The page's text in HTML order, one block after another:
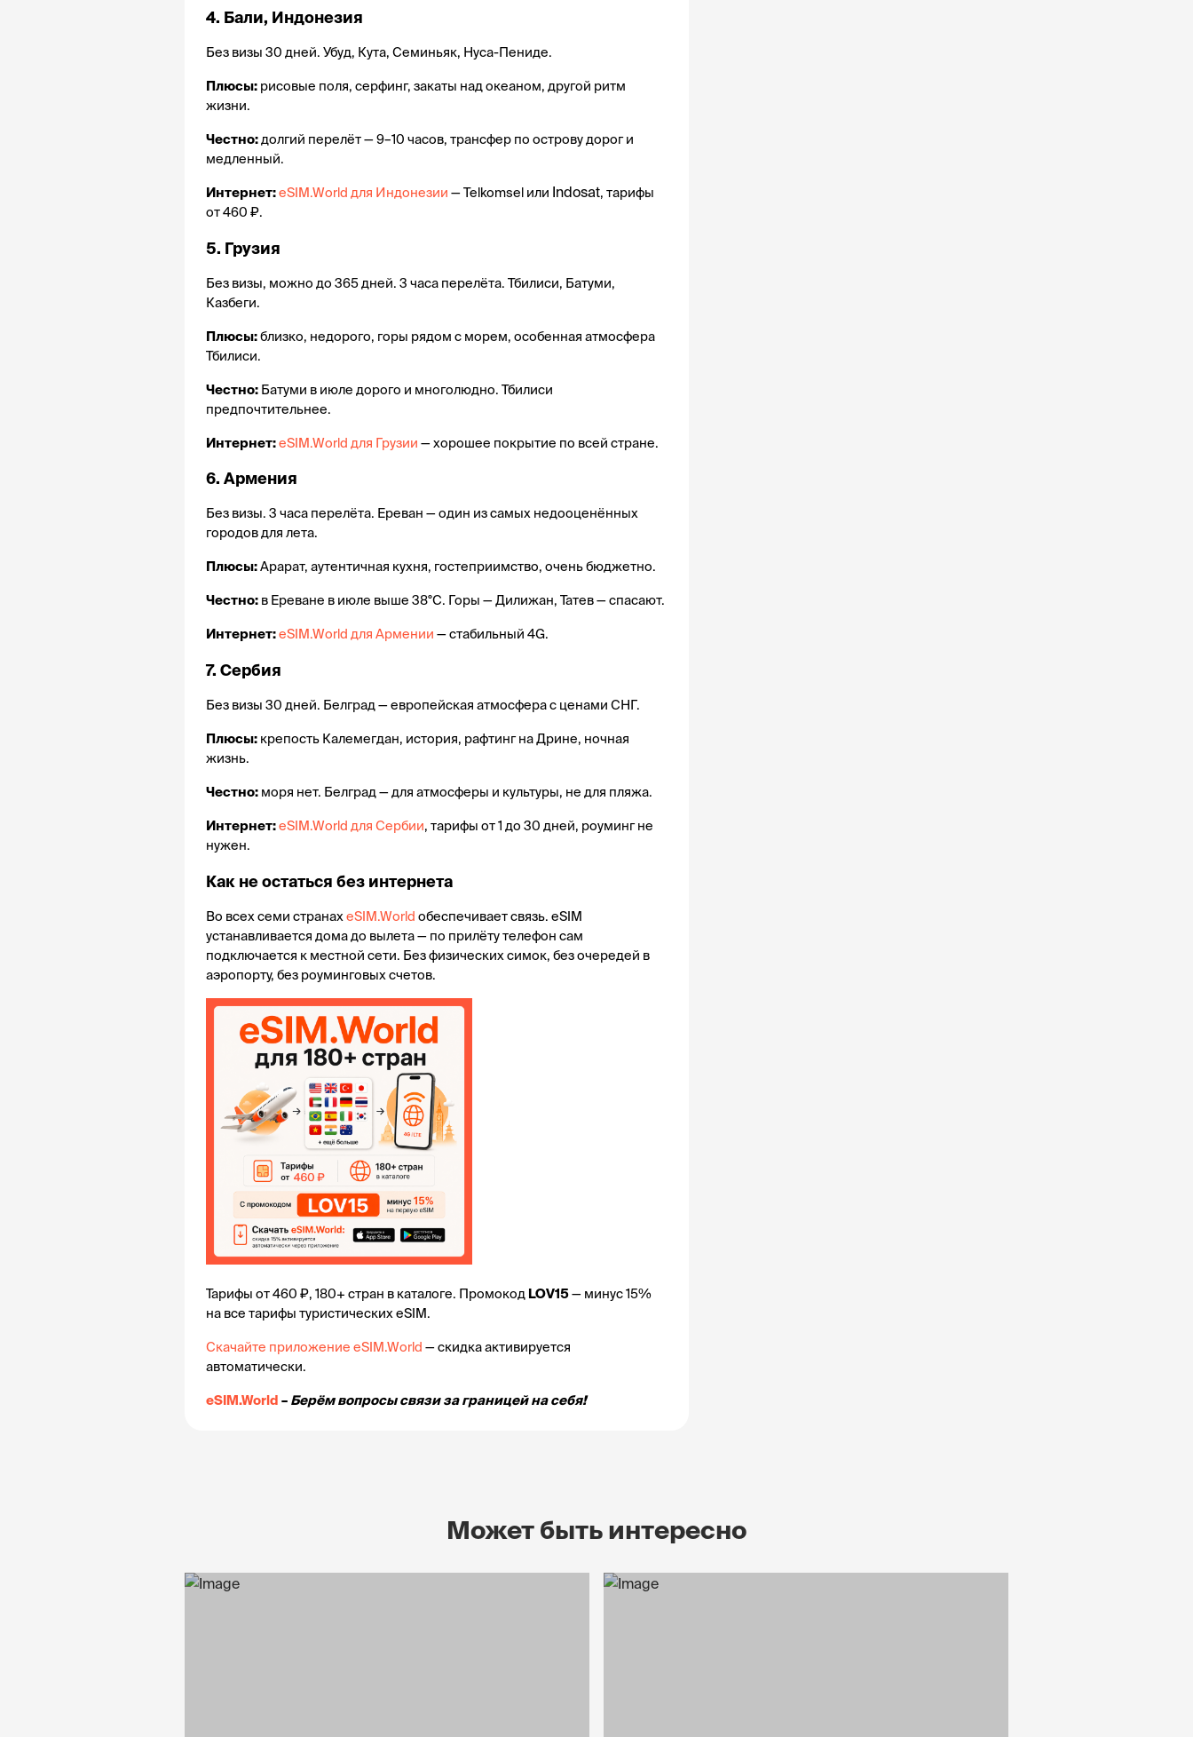
4. Бали, Индонезия
Без визы 30 дней. Убуд, Кута, Семиньяк, Нуса-Пениде.
Плюсы: рисовые поля, серфинг, закаты над океаном, другой ритм
жизни.
Честно: долгий перелёт — 9–10 часов, трансфер по острову дорог и
медленный.
Интернет:eSIM.World для Индонезии — Telkomsel или Indosat, тарифы
от 460 ₽.
5. Грузия
Без визы, можно до 365 дней. 3 часа перелёта. Тбилиси, Батуми,
Казбеги.
Плюсы: близко, недорого, горы рядом с морем, особенная атмосфера
Тбилиси.
Честно: Батуми в июле дорого и многолюдно. Тбилиси
предпочтительнее.
Интернет:eSIM.World для Грузии — хорошее покрытие по всей стране.
6. Армения
Без визы. 3 часа перелёта. Ереван — один из самых недооценённых
городов для лета.
Плюсы: Арарат, аутентичная кухня, гостеприимство, очень бюджетно.
Честно: в Ереване в июле выше 38°C. Горы — Дилижан, Татев — спасают.
Интернет:eSIM.World для Армении — стабильный 4G.
7. Сербия
Без визы 30 дней. Белград — европейская атмосфера с ценами СНГ.
Плюсы: крепость Калемегдан, история, рафтинг на Дрине, ночная
жизнь.
Честно: моря нет. Белград — для атмосферы и культуры, не для пляжа.
Интернет:eSIM.World для Сербии, тарифы от 1 до 30 дней, роуминг не
нужен.
Как не остаться без интернета
Во всех семи странах eSIM.World обеспечивает связь. eSIM
устанавливается дома до вылета — по прилёту телефон сам
подключается к местной сети. Без физических симок, без очередей в
аэропорту, без роуминговых счетов.
Тарифы от 460 ₽, 180+ стран в каталоге. Промокод LOV15 — минус 15%
на все тарифы туристических eSIM.
Скачайте приложение eSIM.World — скидка активируется
автоматически.
eSIM.World – Берём вопросы связи за границей на себя!
Может быть интересно